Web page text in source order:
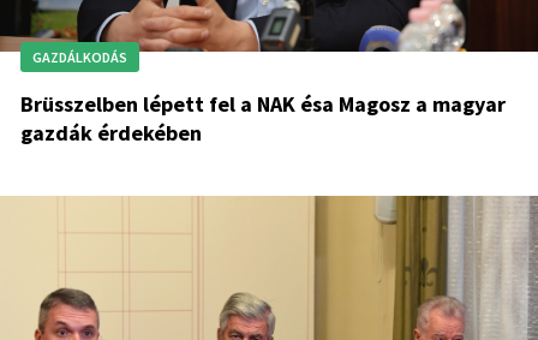
GAZDÁLKODÁS
Brüsszelben lépett fel a NAK ésa Magosz a magyar
gazdák érdekében